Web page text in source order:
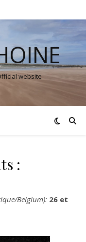
website
:
Belgium): 26 et